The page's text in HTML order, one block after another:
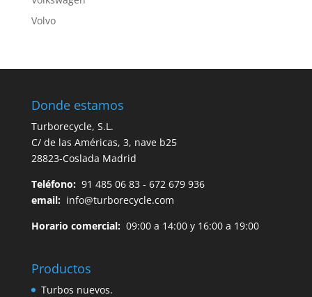
Volvo
Donde estamos
Turborecycle, S.L.
C/ de las Américas, 3, nave b25
28823-Coslada Madrid
Teléfono: 91 485 06 83 - 672 679 936
email: info@turborecycle.com
Horario comercial:09:00 a 14:00 y 16:00 a 19:00
Productos
Turbos nuevos.